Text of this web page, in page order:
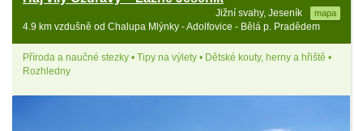
Jižní svahy, Jeseník mapa
4.9 km vzdušně od Chalupa Mlýnky - Adolfovice - Bělá p. Pradědem
Příroda a naučné stezky • Tipy na výlety • Dětské kouty, herny a hřiště •
Rozhledny